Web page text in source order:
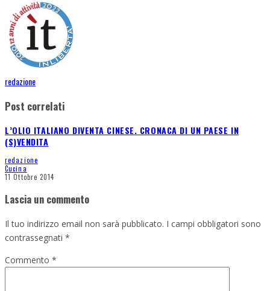
redazione
Post correlati
L’OLIO ITALIANO DIVENTA CINESE. CRONACA DI UN PAESE IN
(S)VENDITA
redazione
Cucina
11 Ottobre 2014
Lascia un commento
Il tuo indirizzo email non sarà pubblicato. I campi obbligatori sono
contrassegnati *
Commento *